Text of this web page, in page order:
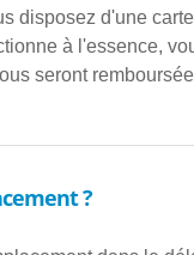
disposez d'une
à l'essence,
seront
?